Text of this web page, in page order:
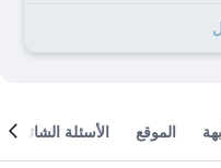
الموقع الأسئلة الشائعة